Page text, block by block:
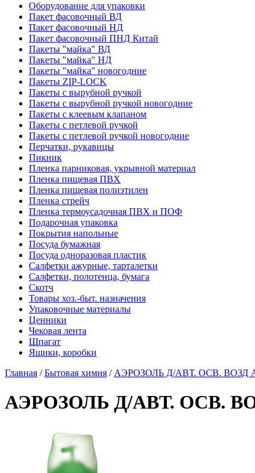
Оборудование для упаковки
Пакет фасовочный ВД
Пакет фасовочный НД
Пакет фасовочный ПНД Китай
Пакеты "майка" ВД
Пакеты "майка" НД
Пакеты "майка" новогодние
Пакеты ZIP-LOCK
Пакеты с вырубной ручкой
Пакеты с вырубной ручкой новогодние
Пакеты с клеевым клапаном
Пакеты с петлевой ручкой
Пакеты с петлевой ручкой новогодние
Перчатки, рукавицы
Пикник
Пленка парниковая, укрывной материал
Пленка пищевая ПВХ
Пленка пищевая полиэтилен
Пленка стрейч
Пленка термоусадочная ПВХ и ПОФ
Подарочная упаковка
Покрытия напольные
Посуда бумажная
Посуда одноразовая пластик
Салфетки ажурные, тарталетки
Салфетки, полотенца, бумага
Скотч
Товары хоз.-быт. назначения
Упаковочные материалы
Ценники
Чековая лента
Шпагат
Ящики, коробки
Главная /Бытовая химия / АЭРОЗОЛЬ Д/АВТ. ОСВ. ВОЗД
АЭРОЗОЛЬ Д/АВТ. ОСВ.